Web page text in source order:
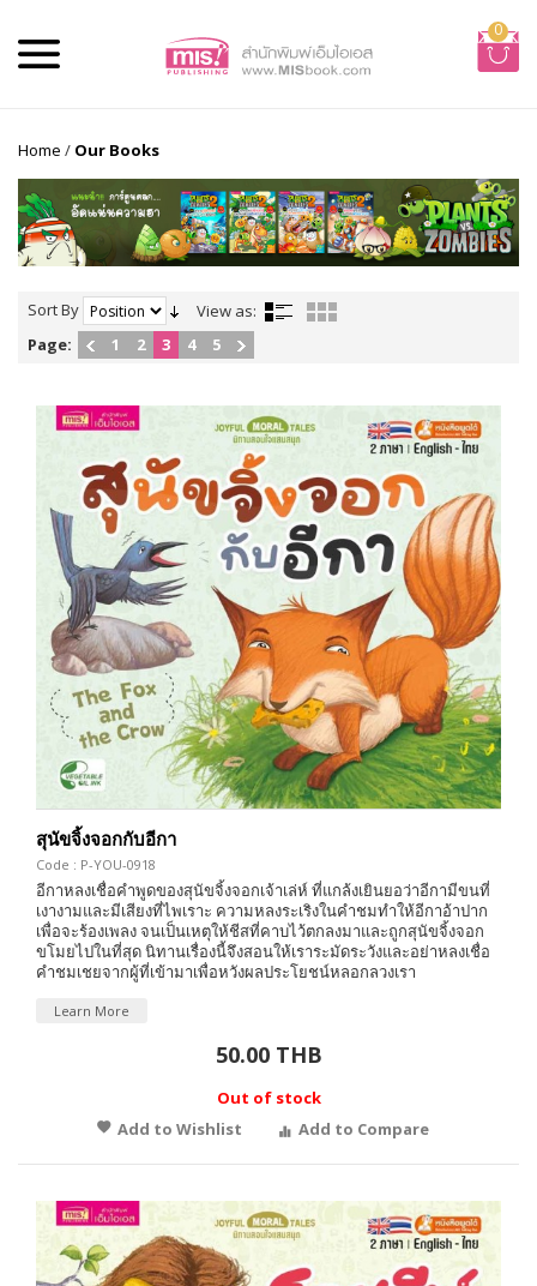
0
Home / Our Books
Sort By
View as:
Page:
1 2 3 4 5
สุนัขจิ้งจอกกับอีกา
Code : P-YOU-0918
อีกาหลงเชื่อคำพูดของสุนัขจิ้งจอกเจ้าเล่ห์ ที่แกล้งเยินยอว่าอีกามีขนที่
เงางามและมีเสียงที่ไพเราะ ความหลงระเริงในคำชมทำให้อีกาอ้าปาก
เพื่อจะร้องเพลง จนเป็นเหตุให้ชีสที่คาบไว้ตกลงมาและถูกสุนัขจิ้งจอก
ขโมยไปในที่สุด นิทานเรื่องนี้จึงสอนให้เราระมัดระวังและอย่าหลงเชื่อ
คำชมเชยจากผู้ที่เข้ามาเพื่อหวังผลประโยชน์หลอกลวงเรา
Learn More
50.00 THB
Out of stock
Add to Wishlist
Add to Compare